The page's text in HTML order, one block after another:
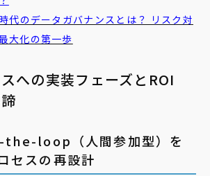
代のデータガバナンスとは？ リスク対
大化の第一歩
への実装フェーズとROI
loop（人間参加型）を
セスの再設計